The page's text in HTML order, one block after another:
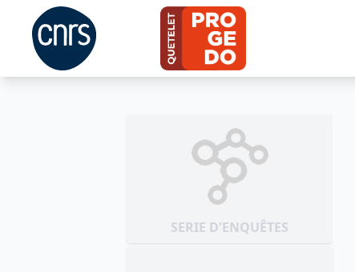
SERIE D'ENQUÊTES